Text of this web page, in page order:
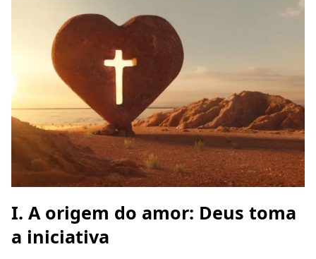
I. A origem do amor: Deus toma
a iniciativa